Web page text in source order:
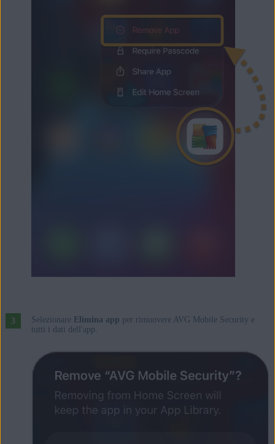
Selezionare Elimina app per rimuovere AVG Mobile Security e
tutti i dati dell'app.